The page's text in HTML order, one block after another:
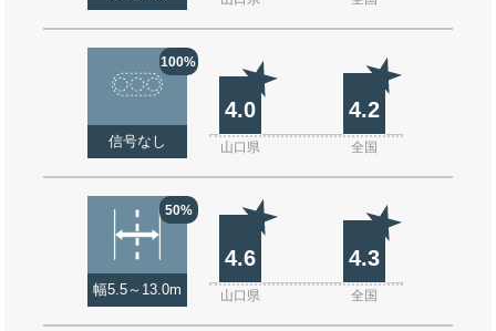
100%
信号なし
4.0 4.2
山口県 全国
50%
幅5.5～13.0m
4.6 4.3
山口県 全国